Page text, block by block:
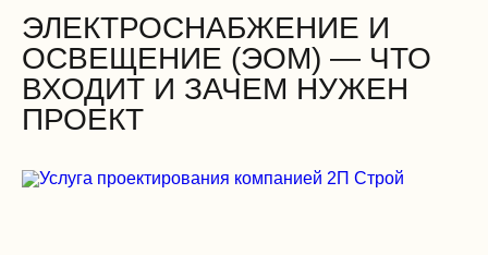
ЭЛЕКТРОСНАБЖЕНИЕ И
ОСВЕЩЕНИЕ (ЭОМ) — ЧТО
ВХОДИТ И ЗАЧЕМ НУЖЕН
ПРОЕКТ